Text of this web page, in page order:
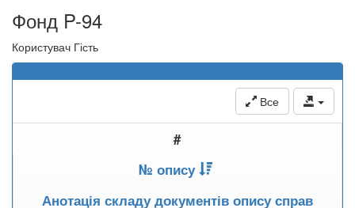
Фонд P-94
Користувач Гість
Все
#
№ опису
Анотація складу документів опису справ